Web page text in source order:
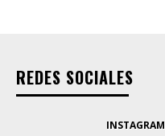
REDES SOCIALES
INSTAGRAM